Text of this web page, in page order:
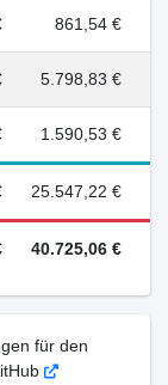
861,54 €
5.798,83 €
1.590,53 €
25.547,22 €
40.725,06 €
für den